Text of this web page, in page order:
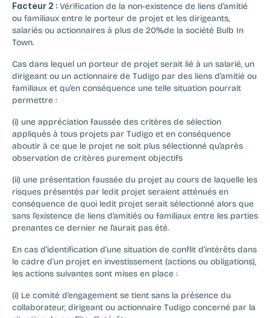
Facteur 2 : Vérification de la non-existence de liens d’amitié
ou familiaux entre le porteur de projet et les dirigeants,
salariés ou actionnaires à plus de 20%de la société Bulb In
Town.
Cas dans lequel un porteur de projet serait lié à un salarié, un
dirigeant ou un actionnaire de Tudigo par des liens d’amitié ou
familiaux et qu’en conséquence une telle situation pourrait
permettre :
(i) une appréciation faussée des critères de sélection
appliqués à tous projets par Tudigo et en conséquence
aboutir à ce que le projet ne soit plus sélectionné qu’après
observation de critères purement objectifs
(ii) une présentation faussée du projet au cours de laquelle les
risques présentés par ledit projet seraient atténués en
conséquence de quoi ledit projet serait sélectionné alors que
sans l’existence de liens d’amitiés ou familiaux entre les parties
prenantes ce dernier ne l’aurait pas été.
En cas d’identification d’une situation de conflit d’intérêts dans
le cadre d’un projet en investissement (actions ou obligations),
les actions suivantes sont mises en place :
(i) Le comité d’engagement se tient sans la présence du
collaborateur, dirigeant ou actionnaire Tudigo concerné par la